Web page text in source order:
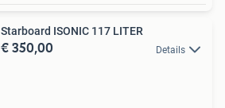
Starboard ISONIC 117 LITER
€ 350,00 Details